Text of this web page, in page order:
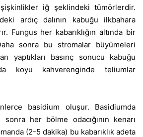
iğ şeklindeki tümörlerdir.
ardıç dalının kabuğu ilkbahara
Fungus her kabarıklığın altında bir
sonra bu stromalar büyümeleri
yaptıkları basınç sonucu kabuğu
koyu kahverenginde teliumlar
basidium oluşur. Basidiumda
her bölme odacığının kenarı
(2-5 dakika) bu kabarıklık adeta